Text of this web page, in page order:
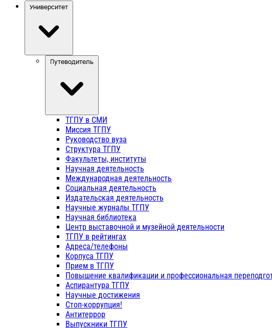
Университет
Путеводитель
ТГПУ в СМИ
Миссия ТГПУ
Руководство вуза
Структура ТГПУ
Факультеты, институты
Научная деятельность
Международная деятельность
Социальная деятельность
Издательская деятельность
Научные журналы ТГПУ
Научная библиотека
Центр выставочной и музейной деятельности
ТГПУ в рейтингах
Адреса/телефоны
Корпуса ТГПУ
Прием в ТГПУ
Повышение квалификации и профессиональная
Аспирантура ТГПУ
Научные достижения
Стоп-коррупция!
Антитеррор
Выпускники ТГПУ